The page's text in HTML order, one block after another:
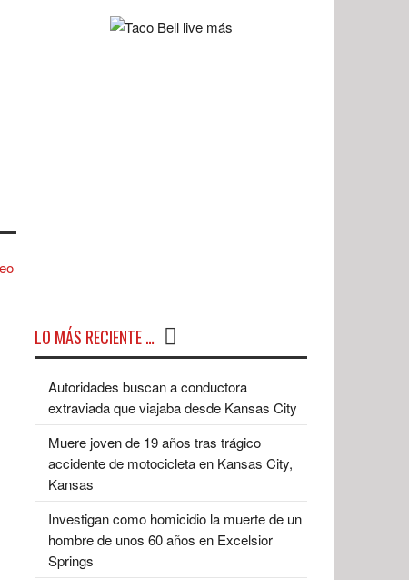
LO MÁS RECIENTE …
Autoridades buscan a conductora
extraviada que viajaba desde Kansas City
Muere joven de 19 años tras trágico
accidente de motocicleta en Kansas City,
Kansas
Investigan como homicidio la muerte de un
hombre de unos 60 años en Excelsior
Springs